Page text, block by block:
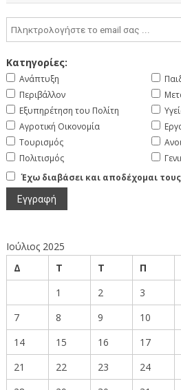
Κατηγορίες:
Ανάπτυξη
Περιβάλλον
Εξυπηρέτηση του Πολίτη
Αγροτική Οικονομία
Τουρισμός
Πολιτισμός
Έχω διαβάσει και αποδέχομαι
Ιούλιος 2025
Δ
Τ Τ Π
1
2 3
7
8 9 10
14
15 16 17
21
22 23 24